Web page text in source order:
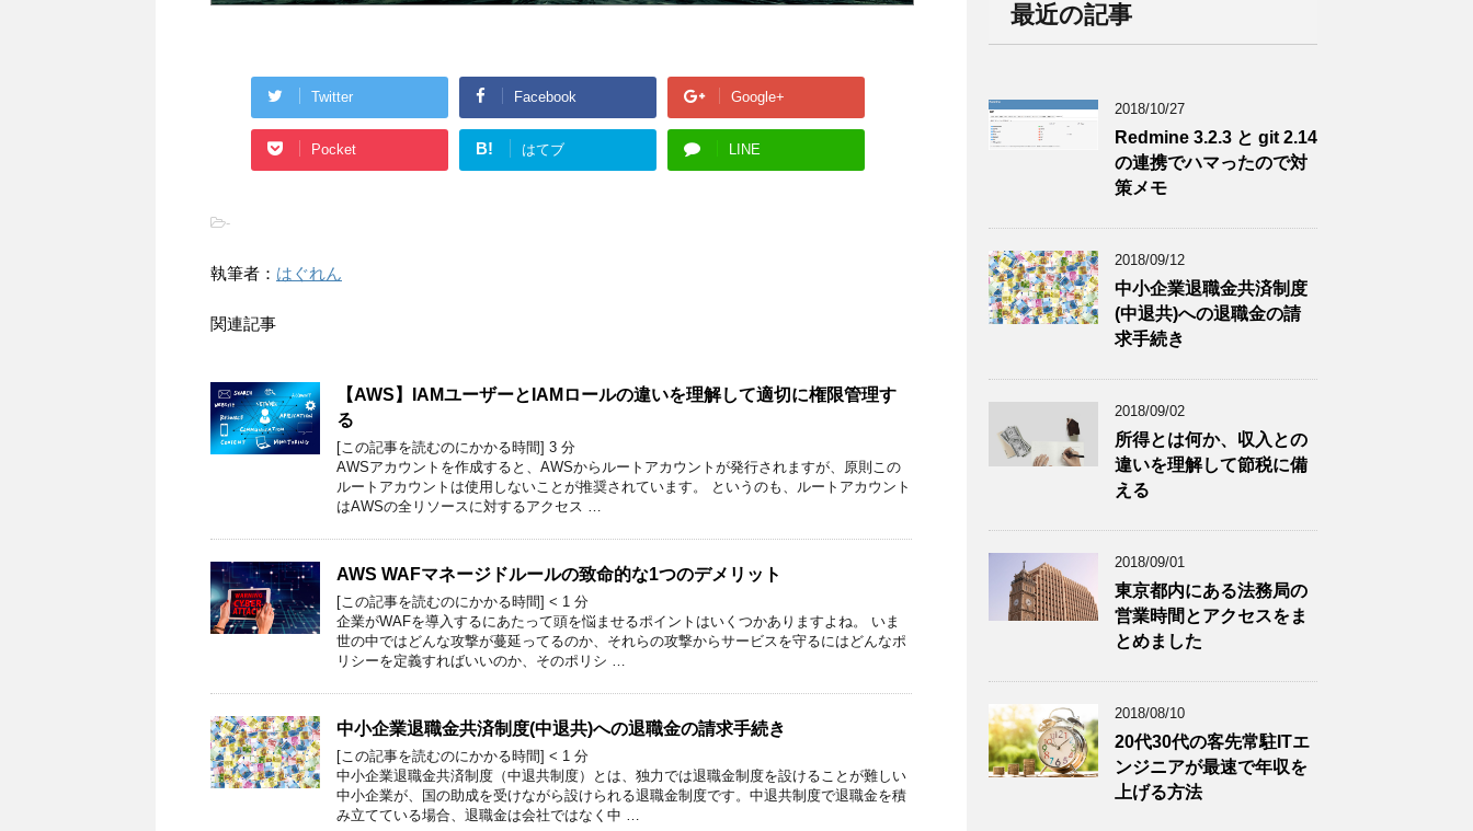
Twitter Facebook Google+
Pocket B! はてブ LINE
-
執筆者： はぐれん
関連記事
【AWS】IAMユーザーとIAMロールの違いを理解して適切に権限管理す
る
[この記事を読むのにかかる時間] 3 分
AWSアカウントを作成すると、AWSからルートアカウントが発行されますが、原則この
ルートアカウントは使用しないことが推奨されています。 というのも、ルートアカウント
はAWSの全リソースに対するアクセス …
AWS WAFマネージドルールの致命的な1つのデメリット
[この記事を読むのにかかる時間] < 1 分
企業がWAFを導入するにあたって頭を悩ませるポイントはいくつかありますよね。 いま
世の中ではどんな攻撃が蔓延ってるのか、それらの攻撃からサービスを守るにはどんなポ
リシーを定義すればいいのか、そのポリシ …
中小企業退職金共済制度(中退共)への退職金の請求手続き
[この記事を読むのにかかる時間] < 1 分
中小企業退職金共済制度（中退共制度）とは、独力では退職金制度を設けることが難しい
中小企業が、国の助成を受けながら設けられる退職金制度です。中退共制度で退職金を積
み立てている場合、退職金は会社ではなく中 …
最近の記事
2018/10/27
Redmine 3.2.3 と git 2.14
の連携でハマったので対
策メモ
2018/09/12
中小企業退職金共済制度
(中退共)への退職金の請
求手続き
2018/09/02
所得とは何か、収入との
違いを理解して節税に備
える
2018/09/01
東京都内にある法務局の
営業時間とアクセスをま
とめました
2018/08/10
20代30代の客先常駐ITエ
ンジニアが最速で年収を
上げる方法